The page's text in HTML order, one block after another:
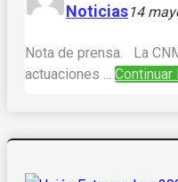
Noticias14
Nota de prensa. La
actuaciones ... Continuar